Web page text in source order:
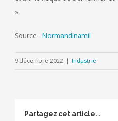
».
Source : Normandinamil
9 décembre 2022 | Industrie
Partagez cet article...